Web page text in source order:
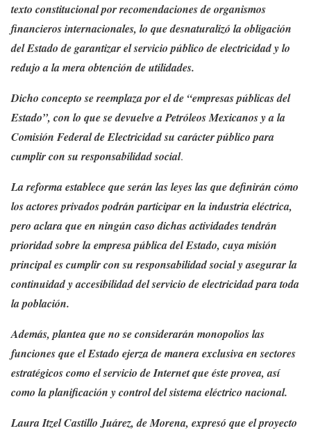
texto constitucional por recomendaciones de organismos
financieros internacionales, lo que desnaturalizó la obligación
del Estado de garantizar el servicio público de electricidad y lo
redujo a la mera obtención de utilidades.
Dicho concepto se reemplaza por el de “empresas públicas del
Estado”, con lo que se devuelve a Petróleos Mexicanos y a la
Comisión Federal de Electricidad su carácter público para
cumplir con su responsabilidad social.
La reforma establece que serán las leyes las que definirán cómo
los actores privados podrán participar en la industria eléctrica,
pero aclara que en ningún caso dichas actividades tendrán
prioridad sobre la empresa pública del Estado, cuya misión
principal es cumplir con su responsabilidad social y asegurar la
continuidad y accesibilidad del servicio de electricidad para toda
la población.
Además, plantea que no se considerarán monopolios las
funciones que el Estado ejerza de manera exclusiva en sectores
estratégicos como el servicio de Internet que éste provea, así
como la planificación y control del sistema eléctrico nacional.
Laura Itzel Castillo Juárez, de Morena, expresó que el proyecto